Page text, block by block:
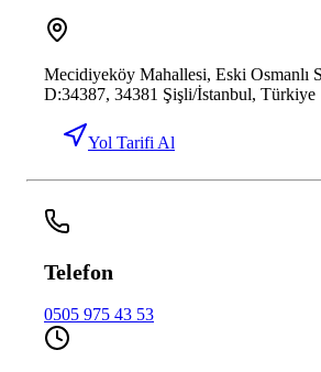
Mecidiyeköy Mahallesi, Eski Osmanlı
D:34387, 34381 Şişli/İstanbul, Türkiye
Yol Tarifi Al
Telefon
0505 975 43 53